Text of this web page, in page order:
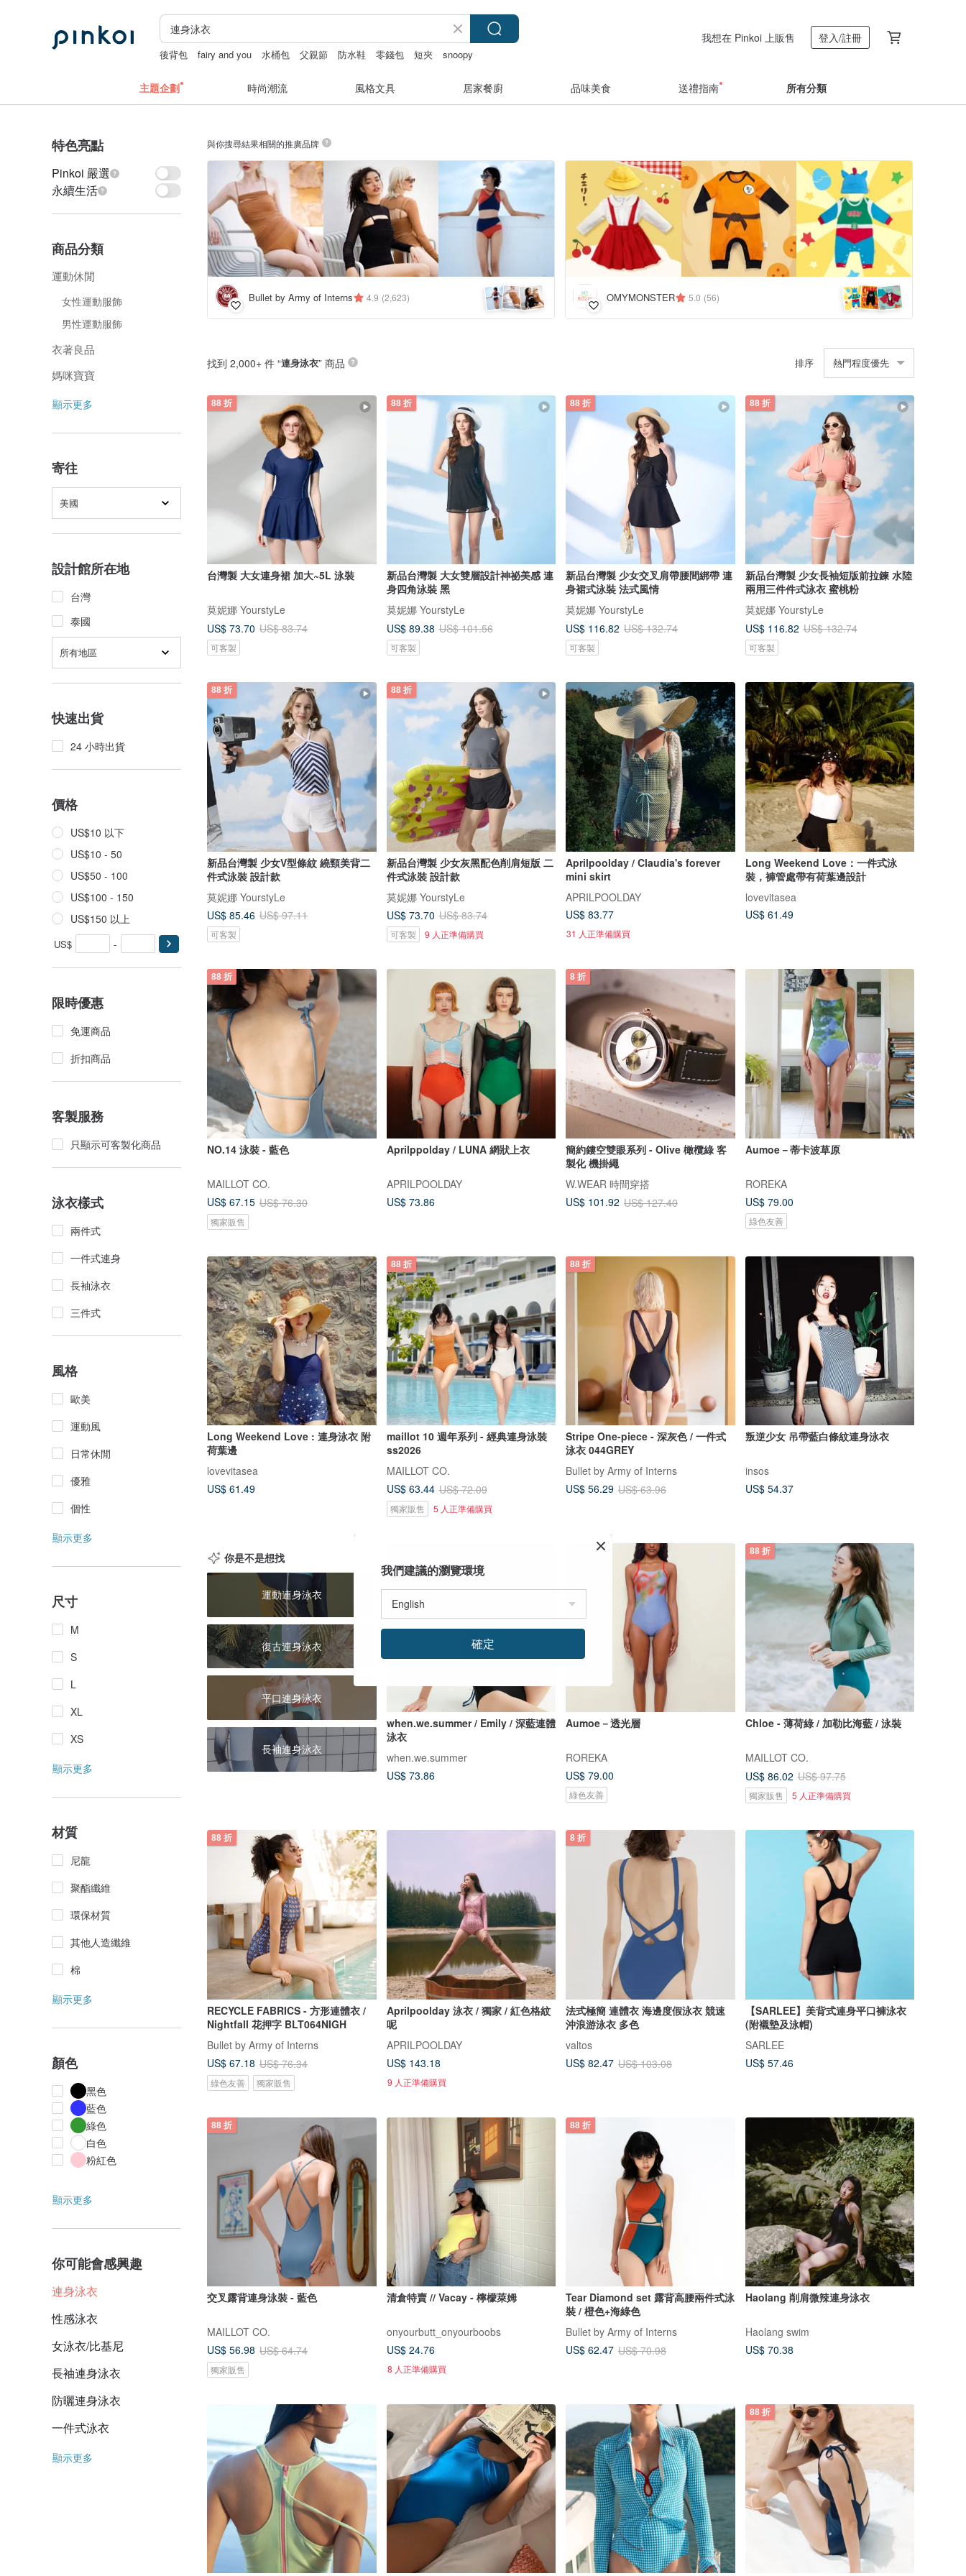
後背包 fairy and you 水桶包 父親節 防水鞋 零錢包 短夾 snoopy
我想在 Pinkoi 上販售 登入/註冊
主題企劃 時尚潮流 風格文具 居家餐廚 品味美食 送禮指南 所有分類
特色亮點
Pinkoi 嚴選
永續生活
商品分類
運動休閒
女性運動服飾
男性運動服飾
衣著良品
媽咪寶寶
顯示更多
寄往
美國
設計館所在地
台灣
泰國
所有地區
快速出貨
24 小時出貨
價格
US$10 以下
US$10 - 50
US$50 - 100
US$100 - 150
US$150 以上
US$ -
限時優惠
免運商品
折扣商品
客製服務
只顯示可客製化商品
泳衣樣式
兩件式
一件式連身
長袖泳衣
三件式
風格
歐美
運動風
日常休閒
優雅
個性
顯示更多
尺寸
M
S
L
XL
XS
顯示更多
材質
尼龍
聚酯纖維
環保材質
其他人造纖維
棉
顯示更多
顏色
黑色
藍色
綠色
白色
粉紅色
顯示更多
你可能會感興趣
連身泳衣
性感泳衣
女泳衣/比基尼
長袖連身泳衣
防曬連身泳衣
一件式泳衣
顯示更多
與你搜尋結果相關的推廣品牌
Bullet by Army of Interns 4.9 (2,623) OMYMONSTER 5.0 (56)
找到 2,000+ 件 “連身泳衣” 商品 排序 熱門程度優先
88 折
台灣製 大女連身裙 加大~5L 泳裝
莫妮娜 YourstyLe
US$ 73.70 US$ 83.74
可客製
88 折
新品台灣製 大女雙層設計神祕美感 連
身四角泳裝 黑
莫妮娜 YourstyLe
US$ 89.38 US$ 101.56
可客製
88 折
新品台灣製 少女交叉肩帶腰間綁帶 連
身裙式泳裝 法式風情
莫妮娜 YourstyLe
US$ 116.82 US$ 132.74
可客製
88 折
新品台灣製 少女長袖短版前拉鍊 水陸
兩用三件件式泳衣 蜜桃粉
莫妮娜 YourstyLe
US$ 116.82 US$ 132.74
可客製
88 折
新品台灣製 少女V型條紋 繞頸美背二
件式泳裝 設計款
莫妮娜 YourstyLe
US$ 85.46 US$ 97.11
可客製
88 折
新品台灣製 少女灰黑配色削肩短版 二
件式泳裝 設計款
莫妮娜 YourstyLe
US$ 73.70 US$ 83.74
可客製 9 人正準備購買
Aprilpoolday / Claudia's forever
mini skirt
APRILPOOLDAY
US$ 83.77
31 人正準備購買
Long Weekend Love：一件式泳
裝，褲管處帶有荷葉邊設計
lovevitasea
US$ 61.49
88 折
NO.14 泳裝 - 藍色
MAILLOT CO.
US$ 67.15 US$ 76.30
獨家販售
Aprilppolday / LUNA 網狀上衣
APRILPOOLDAY
US$ 73.86
8 折
簡約鏤空雙眼系列 - Olive 橄欖綠 客
製化 機掛繩
W.WEAR 時間穿搭
US$ 101.92 US$ 127.40
Aumoe－蒂卡波草原
ROREKA
US$ 79.00
綠色友善
Long Weekend Love : 連身泳衣 附
荷葉邊
lovevitasea
US$ 61.49
88 折
maillot 10 週年系列 - 經典連身泳裝
ss2026
MAILLOT CO.
US$ 63.44 US$ 72.09
獨家販售 5 人正準備購買
88 折
Stripe One-piece - 深灰色 / 一件式
泳衣 044GREY
Bullet by Army of Interns
US$ 56.29 US$ 63.96
叛逆少女 吊帶藍白條紋連身泳衣
insos
US$ 54.37
你是不是想找
運動連身泳衣
復古連身泳衣
平口連身泳衣
長袖連身泳衣
when.we.summer / Emily / 深藍連體
泳衣
when.we.summer
US$ 73.86
Aumoe－透光層
ROREKA
US$ 79.00
綠色友善
88 折
Chloe - 薄荷綠 / 加勒比海藍 / 泳裝
MAILLOT CO.
US$ 86.02 US$ 97.75
獨家販售 5 人正準備購買
88 折
RECYCLE FABRICS - 方形連體衣 /
Nightfall 花押字 BLT064NIGH
Bullet by Army of Interns
US$ 67.18 US$ 76.34
綠色友善 獨家販售
Aprilpoolday 泳衣 / 獨家 / 紅色格紋
呢
APRILPOOLDAY
US$ 143.18
9 人正準備購買
8 折
法式極簡 連體衣 海邊度假泳衣 競速
沖浪游泳衣 多色
valtos
US$ 82.47 US$ 103.08
【SARLEE】美背式連身平口褲泳衣
(附襯墊及泳帽)
SARLEE
US$ 57.46
88 折
交叉露背連身泳裝 - 藍色
MAILLOT CO.
US$ 56.98 US$ 64.74
獨家販售
清倉特賣 // Vacay - 檸檬萊姆
onyourbutt_onyourboobs
US$ 24.76
8 人正準備購買
88 折
Tear Diamond set 露背高腰兩件式泳
裝 / 橙色+海綠色
Bullet by Army of Interns
US$ 62.47 US$ 70.98
Haolang 削肩微辣連身泳衣
Haolang swim
US$ 70.38
88 折
我們建議的瀏覽環境
確定